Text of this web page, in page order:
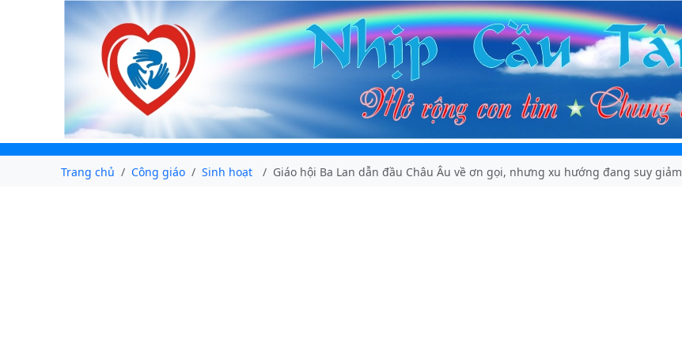
Trang chủ Công giáo Sinh hoạt Giáo hội Ba Lan dẫn đầu Châu Âu về ơn gọi, nhưng xu hướng đang suy giảm